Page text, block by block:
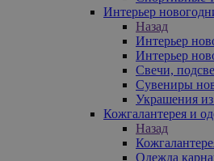
Интерьер
Назад
Интерьер
Интерьер
Свечи,
Сувениры
Украшения
Кожгалантерея и
Назад
Одежда